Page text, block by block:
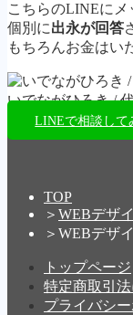
こちらのLINEにメ
個別に出永が回答
もちろんお金はい
いでながひろき /
LINEで相談して
TOP
＞ WEBデザ
＞ WEBデザ
トップページ
特定商取引
プライバシ